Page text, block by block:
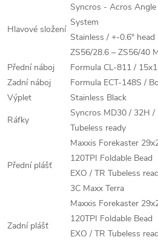
Hlavové složení
Syncros - Acros
System
Stainless / +-0.6°
ZS56/28.6 – ZS56/40
Přední náboj
Formula CL-811 /
Zadní náboj
Formula ECT-148S /
Výplet
Stainless Black
Ráfky
Syncros MD30 / 32H
Tubeless ready
Přední plášť
Maxxis Forekaster
120TPI Foldable Bead
EXO / TR Tubeless
3C Maxx Terra
Zadní plášť
Maxxis Forekaster
120TPI Foldable Bead
EXO / TR Tubeless